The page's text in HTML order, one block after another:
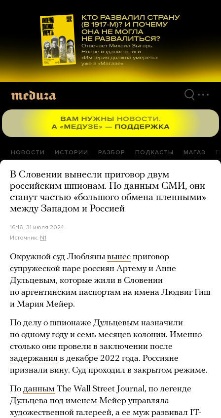
материалам
НОВОСТИ ИСТОРИИ РАЗБОР ПОДКАСТЫ МАГАЗ
В Словении вынесли приговор двум
российским шпионам. По данным СМИ, они
станут частью «большого обмена пленными»
между Западом и Россией
16:16, 31 июля 2024
Источник: N1
Окружной суд Любляны вынес приговор
супружеской паре россиян Артему и Анне
Дульцевым, которые жили в Словении
по аргентинским паспортам на имена Людвиг Гиш
и Мария Мейер.
По делу о шпионаже Дульцевым назначили
по одному году и семь месяцев колонии. Именно
столько они провели в заключении после
задержания в декабре 2022 года. Россияне
признали вину. Суд проходил в закрытом режиме.
По данным The Wall Street Journal, по легенде
Дульцева под именем Мейер управляла
художественной галереей, а ее муж развивал IT-